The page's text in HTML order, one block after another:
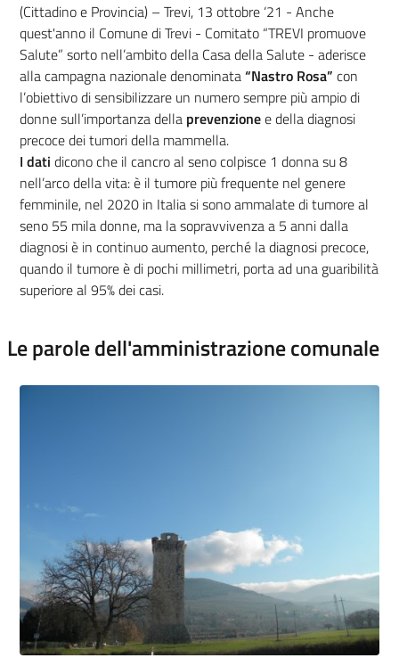
(Cittadino e Provincia) – Trevi, 13 ottobre ‘21 - Anche
quest'anno il Comune di Trevi - Comitato “TREVI promuove
Salute” sorto nell’ambito della Casa della Salute - aderisce
alla campagna nazionale denominata“Nastro Rosa” con
l’obiettivo di sensibilizzare un numero sempre più ampio di
donne sull’importanza della prevenzionee della diagnosi
precoce dei tumori della mammella.
I dati dicono che il cancro al seno colpisce 1 donna su 8
nell’arco della vita: è il tumore più frequente nel genere
femminile, nel 2020 in Italia si sono ammalate di tumore al
seno 55 mila donne, ma la sopravvivenza a 5 anni dalla
diagnosi è in continuo aumento, perché la diagnosi precoce,
quando il tumore è di pochi millimetri, porta ad una guaribilità
superiore al 95% dei casi.
Le parole dell'amministrazione comunale